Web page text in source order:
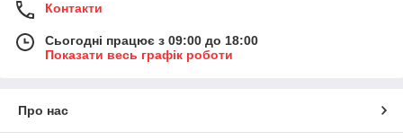
Контакти
Сьогодні працює з 09:00 до 18:00
Показати весь графік роботи
Про нас